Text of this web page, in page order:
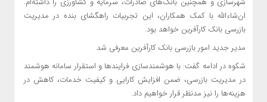
ان‌شاءالله با کمک همکاران، این تجربیات راهگشای بنده در مدیریت
بازرسی بانک کارآفرین خواهد بود.
مدیر جدید امور بازرسی بانک کارآفرین معرفی شد
شکوه در ادامه گفت: با هوشمندسازی فرایندها و استقرار سامانه هوشمند
در مدیریت بازرسی، ضمن افزایش کارایی و کیفیت خدمات، کاهش در
هزینه‌ها را نیز مدنظر قرار خواهیم داد.